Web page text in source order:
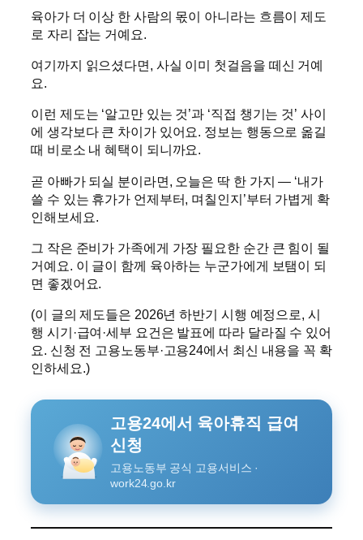
육아가 더 이상 한 사람의 몫이 아니라는 흐름이 제도
로 자리 잡는 거예요.
여기까지 읽으셨다면, 사실 이미 첫걸음을 떼신 거예
요.
이런 제도는 ‘알고만 있는 것’과 ‘직접 챙기는 것’ 사이
에 생각보다 큰 차이가 있어요. 정보는 행동으로 옮길
때 비로소 내 혜택이 되니까요.
곧 아빠가 되실 분이라면, 오늘은 딱 한 가지 — ‘내가
쓸 수 있는 휴가가 언제부터, 며칠인지’부터 가볍게 확
인해보세요.
그 작은 준비가 가족에게 가장 필요한 순간 큰 힘이 될
거예요. 이 글이 함께 육아하는 누군가에게 보탬이 되
면 좋겠어요.
(이 글의 제도들은 2026년 하반기 시행 예정으로, 시
행 시기·급여·세부 요건은 발표에 따라 달라질 수 있어
요. 신청 전 고용노동부·고용24에서 최신 내용을 꼭 확
인하세요.)
고용24에서 육아휴직 급여
신청
고용노동부 공식 고용서비스 ·
work24.go.kr